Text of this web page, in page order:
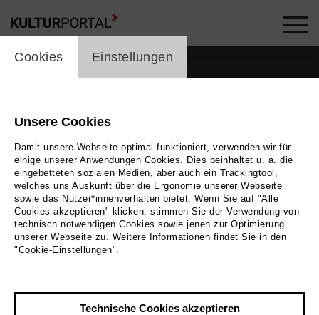
Übersicht
cookie_layer
Cookies Einstellungen
Unsere Cookies
Damit unsere Webseite optimal funktioniert, verwenden wir für
einige unserer Anwendungen Cookies. Dies beinhaltet u. a. die
eingebetteten sozialen Medien, aber auch ein Trackingtool,
welches uns Auskunft über die Ergonomie unserer Webseite
sowie das Nutzer*innenverhalten bietet. Wenn Sie auf "Alle
Cookies akzeptieren" klicken, stimmen Sie der Verwendung von
technisch notwendigen Cookies sowie jenen zur Optimierung
unserer Webseite zu. Weitere Informationen findet Sie in den
"Cookie-Einstellungen".
Technische Cookies akzeptieren